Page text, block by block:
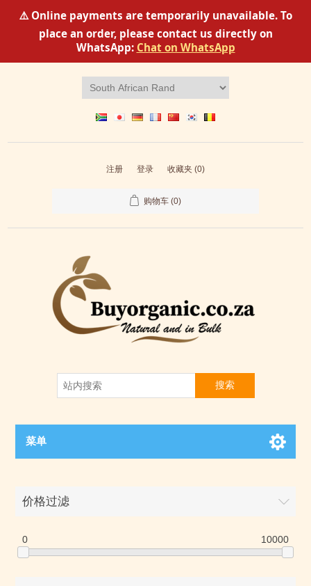
⚠️ Online payments are temporarily unavailable. To
place an order, please contact us directly on
WhatsApp: Chat on WhatsApp
注册 登录 收藏夹 (0)
购物车 (0)
搜索
菜单
价格过滤
0 10000